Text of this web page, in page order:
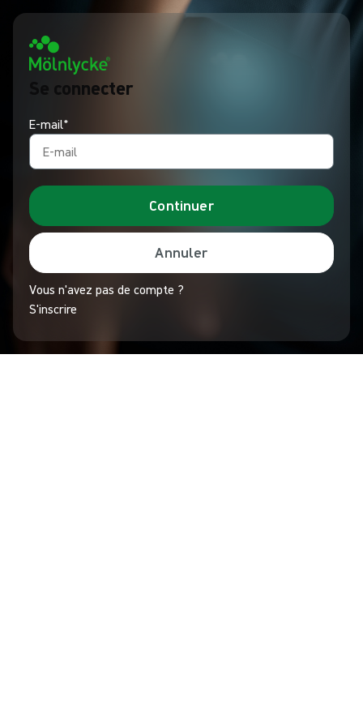
Se connecter
E-mail*
Continuer
Annuler
Vous n'avez pas de compte ?
S'inscrire